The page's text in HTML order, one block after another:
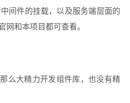
间件的挂载，以及服务端层面的
网和本项目都可查看。
么大精力开发组件库，也没有精